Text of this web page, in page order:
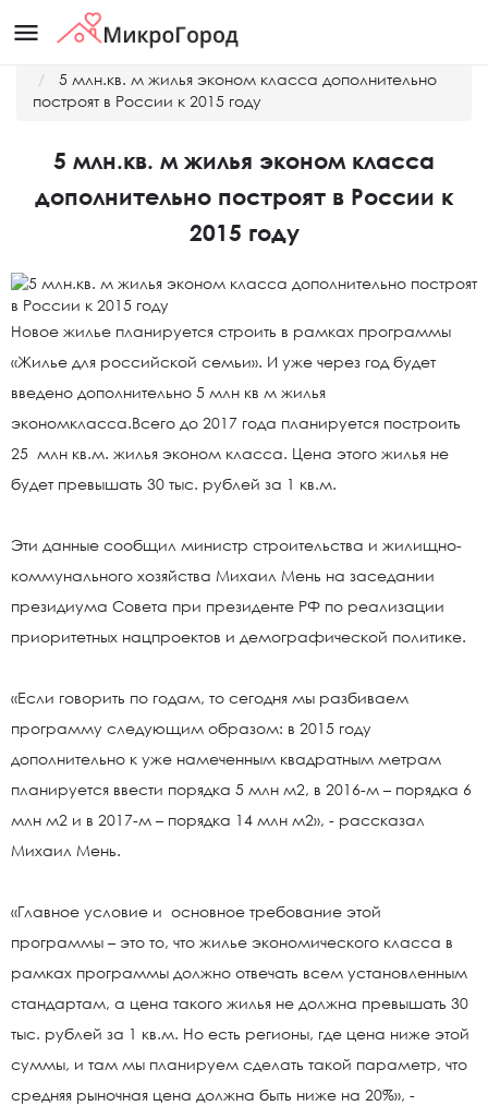
menu
5 млн.кв. м жилья эконом класса дополнительно
построят в России к 2015 году
5 млн.кв. м жилья эконом класса
дополнительно построят в России к
2015 году
Новое жилье планируется строить в рамках программы
«Жилье для российской семьи». И уже через год будет
введено дополнительно 5 млн кв м жилья
экономкласса.Всего до 2017 года планируется построить
25 млн кв.м. жилья эконом класса. Цена этого жилья не
будет превышать 30 тыс. рублей за 1 кв.м.
Эти данные сообщил министр строительства и жилищно-
коммунального хозяйства Михаил Мень на заседании
президиума Совета при президенте РФ по реализации
приоритетных нацпроектов и демографической политике.
«Если говорить по годам, то сегодня мы разбиваем
программу следующим образом: в 2015 году
дополнительно к уже намеченным квадратным метрам
планируется ввести порядка 5 млн м2, в 2016-м – порядка 6
млн м2 и в 2017-м – порядка 14 млн м2», - рассказал
Михаил Мень.
«Главное условие и основное требование этой
программы – это то, что жилье экономического класса в
рамках программы должно отвечать всем установленным
стандартам, а цена такого жилья не должна превышать 30
тыс. рублей за 1 кв.м. Но есть регионы, где цена ниже этой
суммы, и там мы планируем сделать такой параметр, что
средняя рыночная цена должна быть ниже на 20%», -